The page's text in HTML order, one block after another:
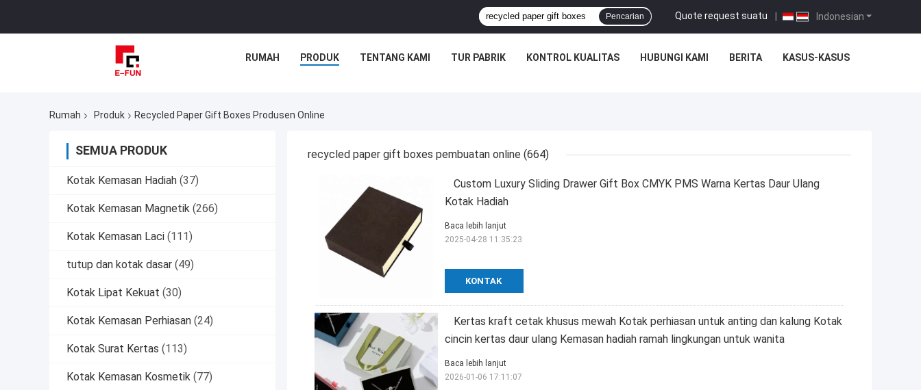
Indonesian
Quote request suatu |
Pencarian
RUMAH PRODUK TENTANG KAMI TUR PABRIK KONTROL KUALITAS HUBUNGI KAMI BERITA KASUS-KASUS
Rumah Produk Recycled Paper Gift Boxes Produsen Online
SEMUA PRODUK
Kotak Kemasan Hadiah (37)
Kotak Kemasan Magnetik (266)
Kotak Kemasan Laci (111)
tutup dan kotak dasar (49)
Kotak Lipat Kekuat (30)
Kotak Kemasan Perhiasan (24)
Kotak Surat Kertas (113)
Kotak Kemasan Kosmetik (77)
recycled paper gift boxes pembuatan online (664)
Custom Luxury Sliding Drawer Gift Box CMYK PMS Warna Kertas Daur Ulang
Kotak Hadiah
KONTAK
Baca lebih lanjut
2025-04-28 11:35:23
Kertas kraft cetak khusus mewah Kotak perhiasan untuk anting dan kalung Kotak
cincin kertas daur ulang Kemasan hadiah ramah lingkungan untuk wanita
Baca lebih lanjut
2026-01-06 17:11:07